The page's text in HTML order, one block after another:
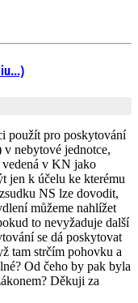
použít pro poskytování
nebytové jednotce,
vedená v KN jako
jen k účelu ke kterému
NS lze dovodit,
můžeme nahlížet
to nevyžaduje další
se dá poskytovat
tam strčím pohovku a
Od čeho by pak byla
Děkuji za